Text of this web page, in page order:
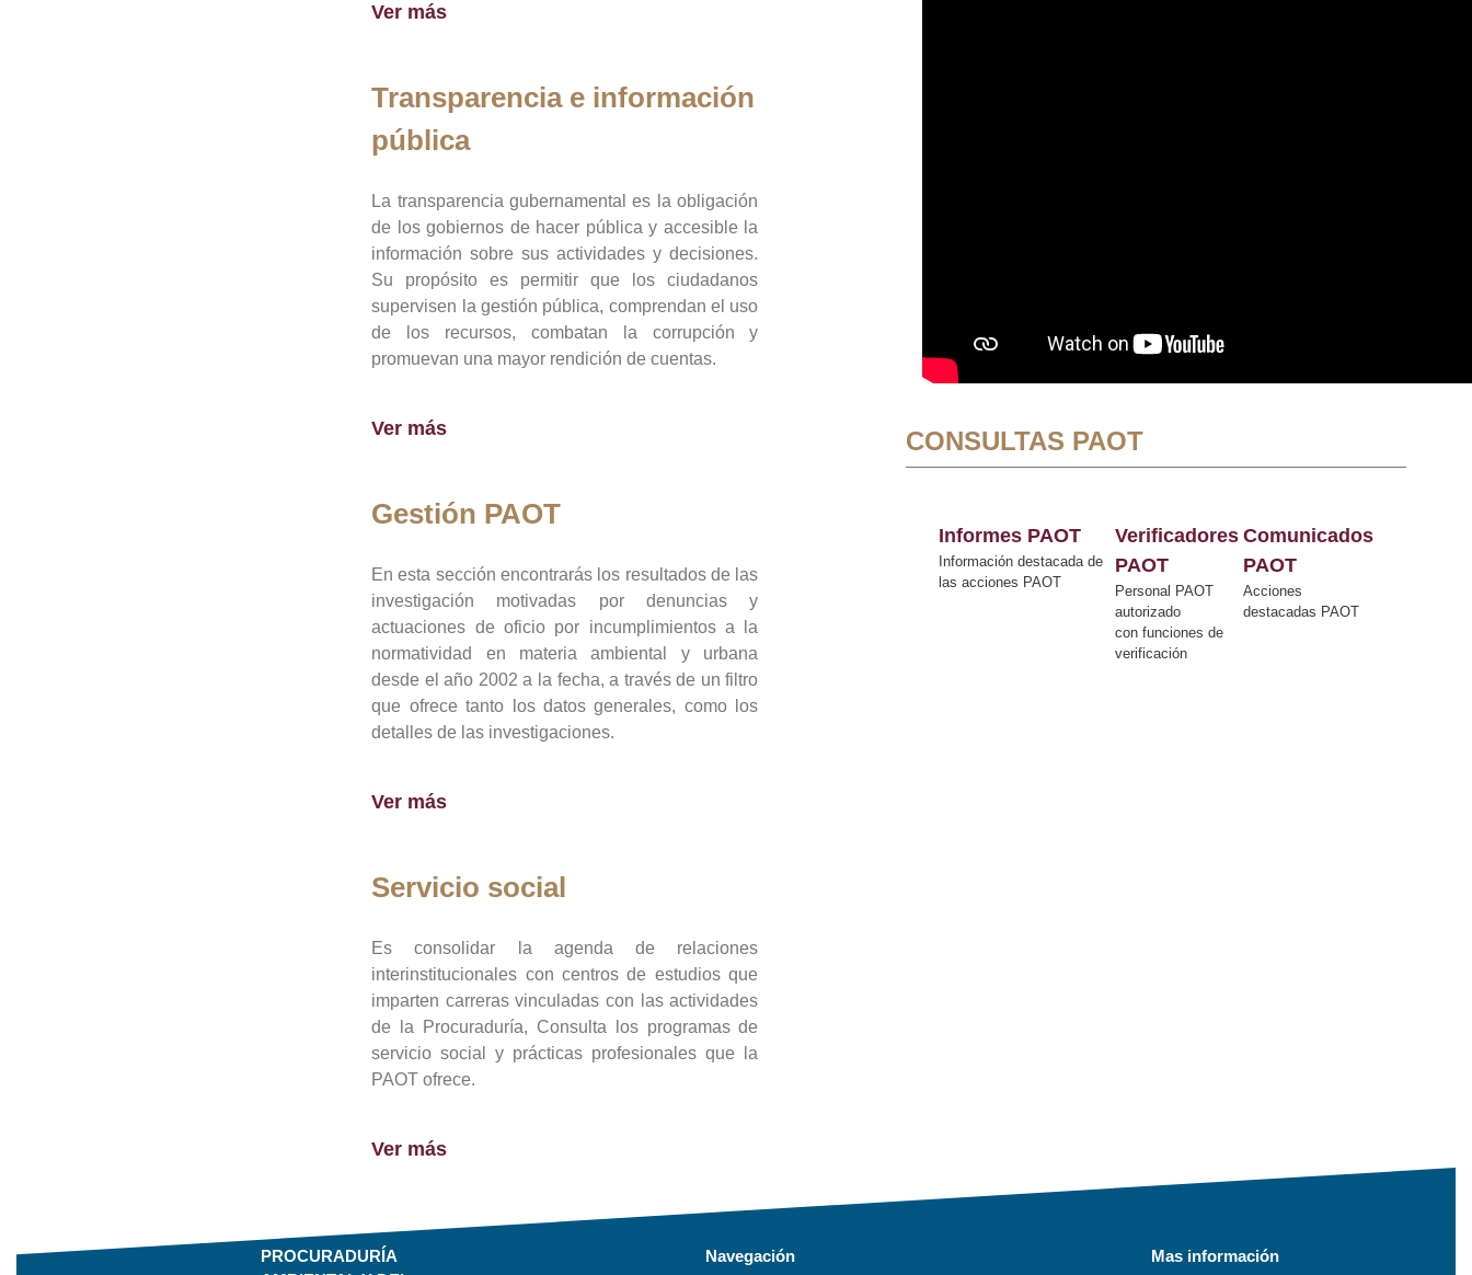
Ver más
Transparencia e información
pública
La transparencia gubernamental es la obligación
de los gobiernos de hacer pública y accesible la
información sobre sus actividades y decisiones.
Su propósito es permitir que los ciudadanos
supervisen la gestión pública, comprendan el uso
de los recursos, combatan la corrupción y
promuevan una mayor rendición de cuentas.
Ver más
Gestión PAOT
En esta sección encontrarás los resultados de las
investigación motivadas por denuncias y
actuaciones de oficio por incumplimientos a la
normatividad en materia ambiental y urbana
desde el año 2002 a la fecha, a través de un filtro
que ofrece tanto los datos generales, como los
detalles de las investigaciones.
Ver más
Servicio social
Es consolidar la agenda de relaciones
interinstitucionales con centros de estudios que
imparten carreras vinculadas con las actividades
de la Procuraduría, Consulta los programas de
servicio social y prácticas profesionales que la
PAOT ofrece.
Ver más
CONSULTAS PAOT
Informes PAOT
Información destacada de
las acciones PAOT
Verificadores
PAOT
Personal PAOT
autorizado
con funciones de
verificación
Comunicados
PAOT
Acciones
destacadas PAOT
PROCURADURÍA
Navegación Mas información